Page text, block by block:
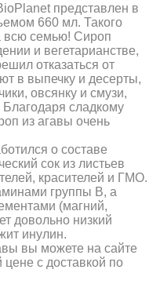
представлен в
660 мл. Такого
всю семью! Сироп
и вегетарианстве,
отказаться от
в выпечку и десерты,
овсянку и смузи,
сладкому
из агавы очень
о составе
сок из листьев
красителей и ГМО.
группы В, а
(магний,
довольно низкий
инулин.
вы можете на сайте
цене с доставкой по